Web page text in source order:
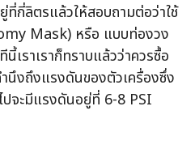
ลิตรแล้วให้สอบถามต่อว่าใช้
Mask) หรือ แบบท่องวง
ราเราก็ทราบแล้วว่าควรซื้อ
นึงถึงแรงดันของตัวเครื่องซึ่ง
ปจะมีแรงดันอยู่ที่ 6-8 PSI